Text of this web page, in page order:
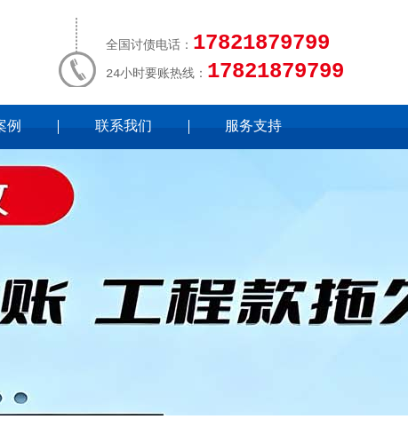
全国讨债电话： 17821879799
24小时要账热线： 17821879799
例 联系我们 服务支持